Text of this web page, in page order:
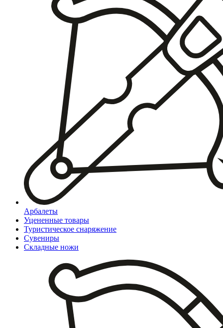
Арбалеты
Уцененные товары
Туристическое снаряжение
Сувениры
Складные ножи